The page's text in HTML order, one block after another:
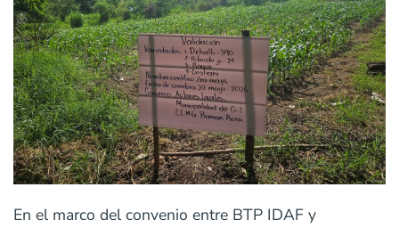
En el marco del convenio entre BTP IDAF y